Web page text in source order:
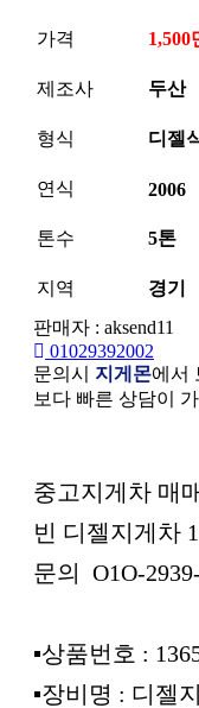
가격 1,500
제조사 두산
형식 디젤
연식 2006
톤수 5톤
지역
경기
판매자 : aksend11
01029392002
문의시 지게몬에서
보다 빠른 상담이
본문
중고지게차 매
빈 디젤지게차
문의 O1O-
▪︎상품번호 :
▪︎장비명 : 디젤